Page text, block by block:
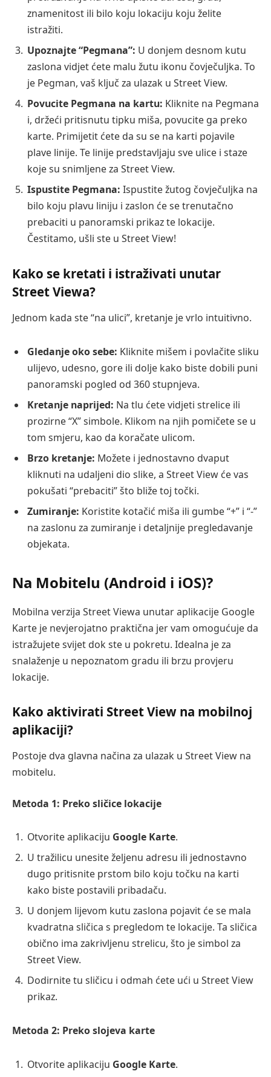
znamenitost ili bilo koju lokaciju koju želite
istražiti.
Upoznajte “Pegmana”: U donjem desnom kutu
zaslona vidjet ćete malu žutu ikonu čovječuljka. To
je Pegman, vaš ključ za ulazak u Street View.
Povucite Pegmana na kartu: Kliknite na Pegmana
i, držeći pritisnutu tipku miša, povucite ga preko
karte. Primijetit ćete da su se na karti pojavile
plave linije. Te linije predstavljaju sve ulice i staze
koje su snimljene za Street View.
Ispustite Pegmana: Ispustite žutog čovječuljka na
bilo koju plavu liniju i zaslon će se trenutačno
prebaciti u panoramski prikaz te lokacije.
Čestitamo, ušli ste u Street View!
Kako se kretati i istraživati unutar
Street Viewa?
Jednom kada ste “na ulici”, kretanje je vrlo intuitivno.
Gledanje oko sebe: Kliknite mišem i povlačite sliku
ulijevo, udesno, gore ili dolje kako biste dobili puni
panoramski pogled od 360 stupnjeva.
Kretanje naprijed: Na tlu ćete vidjeti strelice ili
prozirne “X” simbole. Klikom na njih pomičete se u
tom smjeru, kao da koračate ulicom.
Brzo kretanje: Možete i jednostavno dvaput
kliknuti na udaljeni dio slike, a Street View će vas
pokušati “prebaciti” što bliže toj točki.
Zumiranje: Koristite kotačić miša ili gumbe “+” i “-”
na zaslonu za zumiranje i detaljnije pregledavanje
objekata.
Na Mobitelu (Android i iOS)?
Mobilna verzija Street Viewa unutar aplikacije Google
Karte je nevjerojatno praktična jer vam omogućuje da
istražujete svijet dok ste u pokretu. Idealna je za
snalaženje u nepoznatom gradu ili brzu provjeru
lokacije.
Kako aktivirati Street View na mobilnoj
aplikaciji?
Postoje dva glavna načina za ulazak u Street View na
mobitelu.
Metoda 1: Preko sličice lokacije
Otvorite aplikaciju Google Karte.
U tražilicu unesite željenu adresu ili jednostavno
dugo pritisnite prstom bilo koju točku na karti
kako biste postavili pribadaču.
U donjem lijevom kutu zaslona pojavit će se mala
kvadratna sličica s pregledom te lokacije. Ta sličica
obično ima zakrivljenu strelicu, što je simbol za
Street View.
Dodirnite tu sličicu i odmah ćete ući u Street View
prikaz.
Metoda 2: Preko slojeva karte
Otvorite aplikaciju Google Karte.